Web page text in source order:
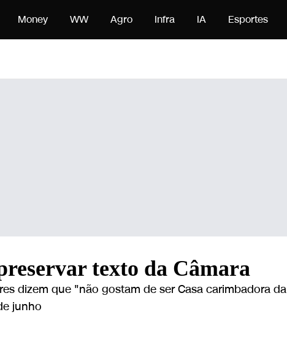
Money WW Agro Infra IA Esportes
texto da Câmara
dizem que "não gostam de ser Casa carimbadora da
junho